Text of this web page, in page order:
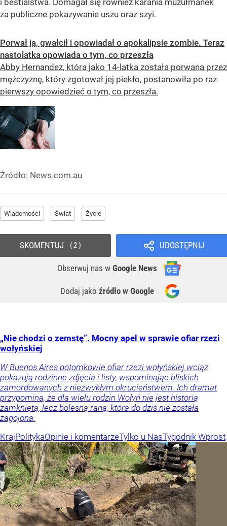
za publiczne pokazywanie uszu oraz szyi.
Porwał ją, gwałcił i opowiadał o apokalipsie zombie. Teraz
nastolatka opowiada o tym, co przeszła
Abby Hernandez, która jako 14-latka została porwana przez
mężczyznę, który zgotował jej piekło, postanowiła po raz
pierwszy opowiedzieć o tym, co przeszła.
Źródło: News.com.au
Wiadomości Świat Życie
UDOSTĘPNIJ
Obserwuj nas w Google News
Dodaj jako źródło w Google
SKOMENTUJ 2
„Nie chodzi o zemstę”. Mocny apel w sprawie ofiar rzezi
wołyńskiej
W Buenos Aires potomkowie ofiar rzezi wołyńskiej wciąż
pokazują rodzinne zdjęcia i listy, wspominając bliskich
zamordowanych z niezwykłym okrucieństwem. Ich dramat
przypomina, że dla wielu rodzin Wołyń nie jest historią
zamkniętą, lecz bolesną raną, która do dziś nie została
zagojona.
KrajPolitykaOpinie i komentarzeTylko u NasTygodnik Wprost